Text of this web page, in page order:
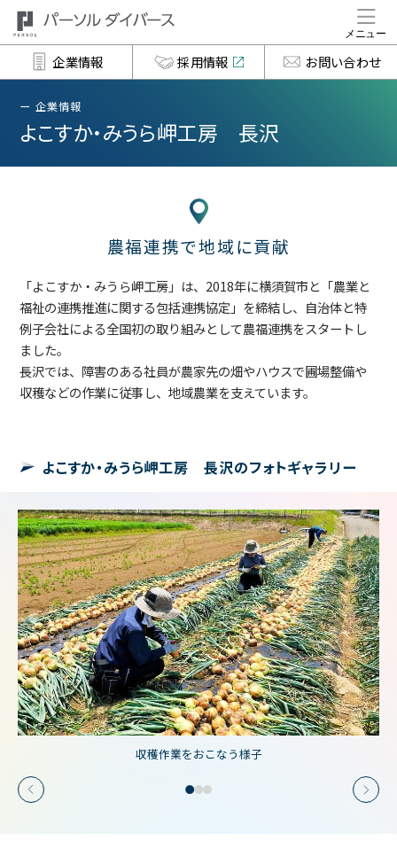
企業情報 採用情報 お問い合わせ
企業情報
よこすか・みうら岬工房 長沢
農福連携で地域に貢献
「よこすか・みうら岬工房」は、2018年に横須賀市と「農業と
福祉の連携推進に関する包括連携協定」を締結し、自治体と特
例子会社による全国初の取り組みとして農福連携をスタートし
ました。
長沢では、障害のある社員が農家先の畑やハウスで圃場整備や
収穫などの作業に従事し、地域農業を支えています。
よこすか・みうら岬工房 長沢のフォトギャラリー
収穫作業をおこなう様子